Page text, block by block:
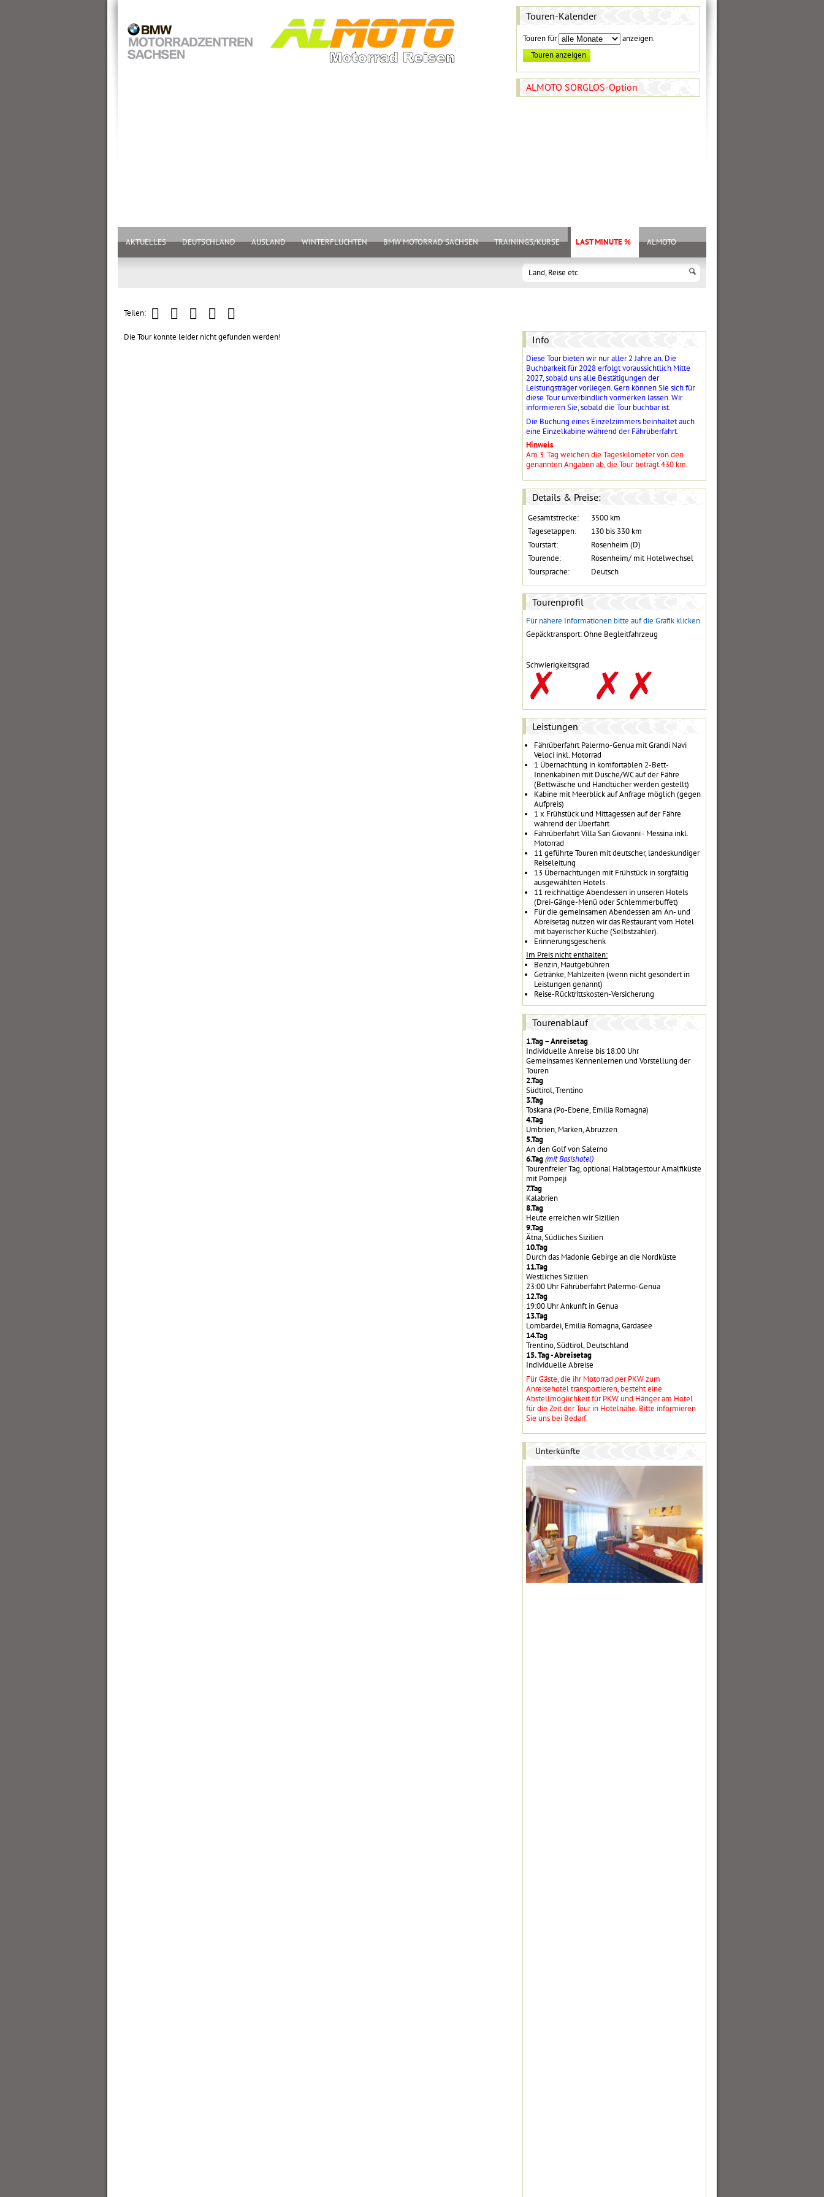
Touren-Kalender
Touren für anzeigen.
ALMOTO SORGLOS-Option
AKTUELLES DEUTSCHLAND AUSLAND WINTERFLUCHTEN BMW MOTORRAD SACHSEN TRAININGS/KURSE LAST MINUTE % ALMOTO
Teilen:
Die Tour konnte leider nicht gefunden werden! Info
Diese Tour bieten wir nur aller 2 Jahre an. Die
Buchbarkeit für 2028 erfolgt voraussichtlich Mitte
2027, sobald uns alle Bestätigungen der
Leistungsträger vorliegen. Gern können Sie sich für
diese Tour unverbindlich vormerken lassen. Wir
informieren Sie, sobald die Tour buchbar ist.
Die Buchung eines Einzelzimmers beinhaltet auch
eine Einzelkabine während der Fährüberfahrt.
Hinweis
Am 3. Tag weichen die Tageskilometer von den
genannten Angaben ab, die Tour beträgt 430 km.
Details & Preise:
Gesamtstrecke:
3500 km
Tagesetappen:
130 bis 330 km
Tourstart:
Rosenheim (D)
Tourende:
Rosenheim/ mit Hotelwechsel
Toursprache:
Deutsch
Tourenprofil
Für nähere Informationen bitte auf die Grafik klicken.
Gepäcktransport: Ohne Begleitfahrzeug
Schwierigkeitsgrad
Leistungen
Fährüberfahrt Palermo-Genua mit Grandi Navi
Veloci inkl. Motorrad
1 Übernachtung in komfortablen 2-Bett-
Innenkabinen mit Dusche/WC auf der Fähre
(Bettwäsche und Handtücher werden gestellt)
Kabine mit Meerblick auf Anfrage möglich (gegen
Aufpreis)
1 x Frühstück und Mittagessen auf der Fähre
während der Überfahrt
Fährüberfahrt Villa San Giovanni - Messina inkl.
Motorrad
11 geführte Touren mit deutscher, landeskundiger
Reiseleitung
13 Übernachtungen mit Frühstück in sorgfältig
ausgewählten Hotels
11 reichhaltige Abendessen in unseren Hotels
(Drei-Gänge-Menü oder Schlemmerbuffet)
Für die gemeinsamen Abendessen am An- und
Abreisetag nutzen wir das Restaurant vom Hotel
mit bayerischer Küche (Selbstzahler).
Erinnerungsgeschenk
Im Preis nicht enthalten:
Benzin, Mautgebühren
Getränke, Mahlzeiten (wenn nicht gesondert in
Leistungen genannt)
Reise-Rücktrittskosten-Versicherung
Tourenablauf
1.Tag – Anreisetag
Individuelle Anreise bis 18:00 Uhr
Gemeinsames Kennenlernen und Vorstellung der
Touren
2.Tag
Südtirol, Trentino
3.Tag
Toskana (Po-Ebene, Emilia Romagna)
4.Tag
Umbrien, Marken, Abruzzen
5.Tag
An den Golf von Salerno
6.Tag(mit Basishotel)
Tourenfreier Tag, optional Halbtagestour Amalfiküste
mit Pompeji
7.Tag
Kalabrien
8.Tag
Heute erreichen wir Sizilien
9.Tag
Ätna, Südliches Sizilien
10.Tag
Durch das Madonie Gebirge an die Nordküste
11.Tag
Westliches Sizilien
23:00 Uhr Fährüberfahrt Palermo-Genua
12.Tag
19:00 Uhr Ankunft in Genua
13.Tag
Lombardei, Emilia Romagna, Gardasee
14.Tag
Trentino, Südtirol, Deutschland
15. Tag - Abreisetag
Individuelle Abreise
Für Gäste, die ihr Motorrad per PKW zum
Anreisehotel transportieren, besteht eine
Abstellmöglichkeit für PKW und Hänger am Hotel
für die Zeit der Tour in Hotelnähe. Bitte informieren
Sie uns bei Bedarf.
Unterkünfte